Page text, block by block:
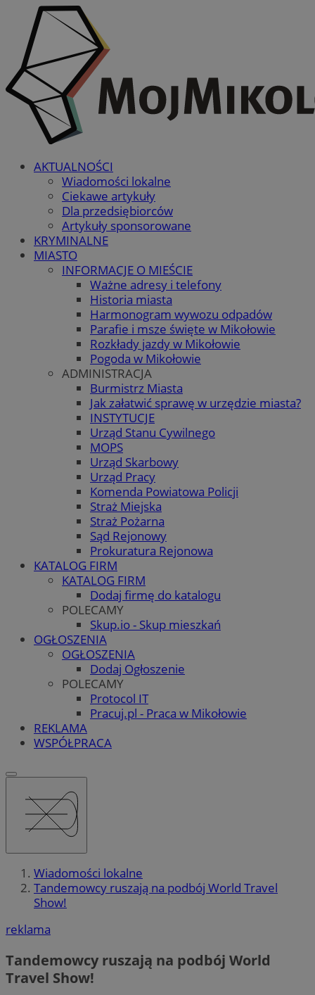
AKTUALNOŚCI
Wiadomości lokalne
Ciekawe artykuły
Dla przedsiębiorców
Artykuły sponsorowane
KRYMINALNE
MIASTO
INFORMACJE O MIEŚCIE
Ważne adresy i telefony
Historia miasta
Harmonogram wywozu odpadów
Parafie i msze święte w Mikołowie
Rozkłady jazdy w Mikołowie
Pogoda w Mikołowie
ADMINISTRACJA
Burmistrz Miasta
Jak załatwić sprawę w urzędzie miasta?
INSTYTUCJE
Urząd Stanu Cywilnego
MOPS
Urząd Skarbowy
Urząd Pracy
Komenda Powiatowa Policji
Straż Miejska
Straż Pożarna
Sąd Rejonowy
Prokuratura Rejonowa
KATALOG FIRM
KATALOG FIRM
Dodaj firmę do katalogu
POLECAMY
Skup.io - Skup mieszkań
OGŁOSZENIA
OGŁOSZENIA
Dodaj Ogłoszenie
POLECAMY
Protocol IT
Pracuj.pl - Praca w Mikołowie
REKLAMA
WSPÓŁPRACA
Wiadomości lokalne
Tandemowcy ruszają na podbój World Travel
Show!
reklama
Tandemowcy ruszają na podbój World
Travel Show!